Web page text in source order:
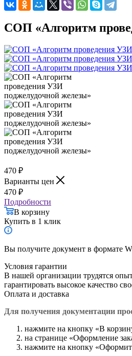
СОП «Алгоритм
470 ₽
Варианты цен
470 ₽
Подробности
В корзину
Купить в 1 клик
Вы получите документ в формате
Условия гарантии
В нашей организации трудятся
гарантировать высокое качество
Оплата и доставка
Для получения документации
нажмите на кнопку «В
на странице «Оформление
нажмите на кнопку